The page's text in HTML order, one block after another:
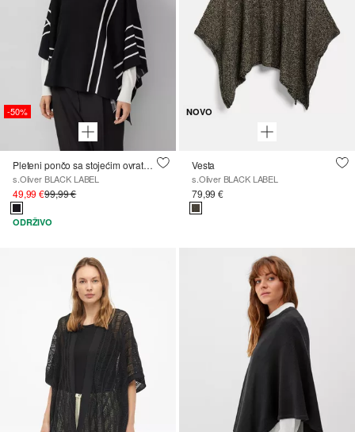
-50%
Pleteni pončo sa stojećim ovratnikom i prugastim izgledom
s.Oliver BLACK LABEL
49,99 €99,99 €
ODRŽIVO
NOVO
Vesta
s.Oliver BLACK LABEL
79,99 €